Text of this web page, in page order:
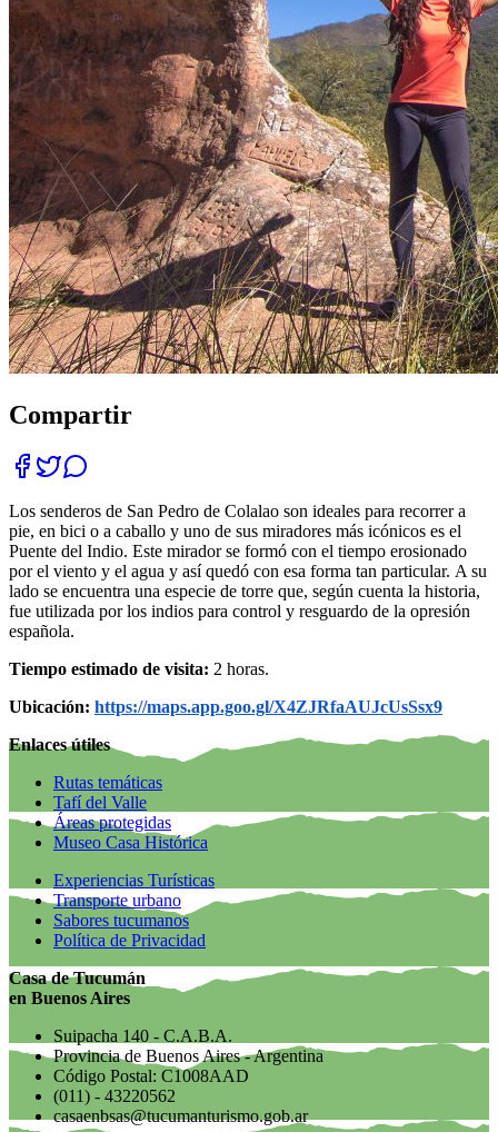
Compartir
Los senderos de San Pedro de Colalao son ideales para recorrer a
pie, en bici o a caballo y uno de sus miradores más icónicos es el
Puente del Indio. Este mirador se formó con el tiempo erosionado
por el viento y el agua y así quedó con esa forma tan particular. A su
lado se encuentra una especie de torre que, según cuenta la historia,
fue utilizada por los indios para control y resguardo de la opresión
española.
Tiempo estimado de visita: 2 horas.
Ubicación: https://maps.app.goo.gl/X4ZJRfaAUJcUsSsx9
Enlaces útiles
Rutas temáticas
Tafí del Valle
Áreas protegidas
Museo Casa Histórica
Experiencias Turísticas
Transporte urbano
Sabores tucumanos
Política de Privacidad
Casa de Tucumán
en Buenos Aires
Suipacha 140 - C.A.B.A.
Provincia de Buenos Aires - Argentina
Código Postal: C1008AAD
(011) - 43220562
casaenbsas@tucumanturismo.gob.ar